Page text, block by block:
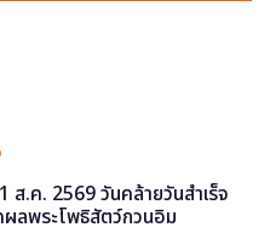
ส.ค. 2569 วันคล้ายวันสำเร็จ
ผลพระโพธิสัตว์กวนอิม